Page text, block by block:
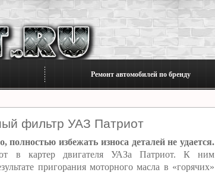
Ремонт автомобилей по бренду
фильтр УАЗ Патриот
избежать износа деталей не удается.
в картер двигателя УАЗа Патриот. К ним
пригорания моторного масла в «горячих»